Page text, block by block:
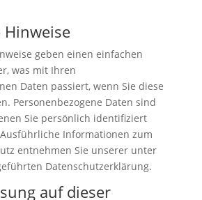
Hinweise
geben einen einfachen
was mit Ihren
Daten passiert, wenn Sie diese
Personenbezogene Daten sind
Sie persönlich identifiziert
Informationen zum
entnehmen Sie unserer unter
Datenschutzerklärung.
auf dieser